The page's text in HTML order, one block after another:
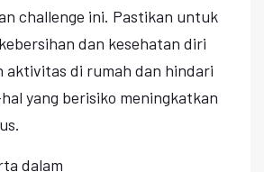
challenge ini. Pastikan untuk
dan kesehatan diri
aktivitas di rumah dan hindari
yang berisiko meningkatkan
dalam